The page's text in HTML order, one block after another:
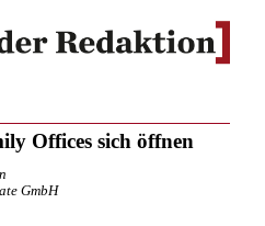
Offices sich öffnen
GmbH